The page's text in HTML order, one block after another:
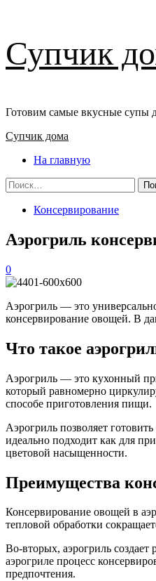
к
содержимому
Супчик
Готовим самые вкусные супы
Основное
Супчик дома
На главную
Найти:
Консервирование
Аэрогриль
0
Аэрогриль — это
консервирование овощей. В
Что такое
Аэрогриль — это кухонный
который равномерно
способе приготовления пищи.
Аэрогриль позволяет
идеально подходит как для
цветовой насыщенности.
Преимущества
Консервирование овощей в
тепловой обработки
Во-вторых, аэрогриль
аэрогриле процесс
предпочтения.